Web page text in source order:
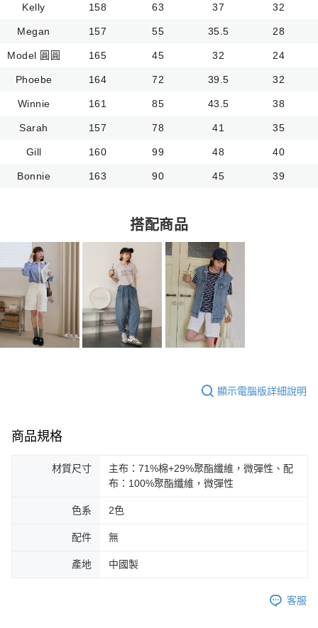
Kelly 158 63 37 32
Megan 157 55 35.5 28
Model 圓圓 165 45 32 24
Phoebe 164 72 39.5 32
Winnie 161 85 43.5 38
Sarah 157 78 41 35
Gill 160 99 48 40
Bonnie 163 90 45 39
搭配商品
顯示電腦版詳細說明
商品規格
材質尺寸
主布：71%棉+29%聚酯纖維，微彈性、配
布：100%聚酯纖維，微彈性
色系 2色
配件 無
產地 中國製
客服